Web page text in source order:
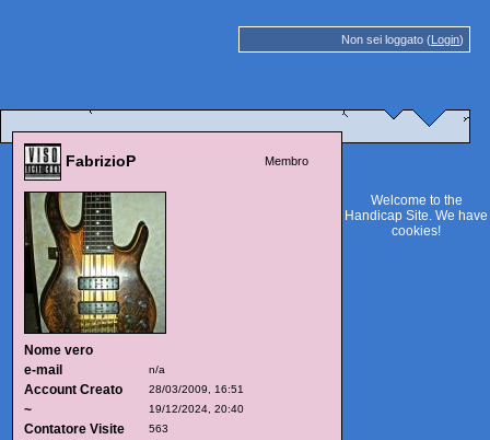
Non sei loggato (Login)
FabrizioP Membro
Nome vero
e-mail
n/a
Account Creato 28/03/2009, 16:51
~ 19/12/2024, 20:40
Contatore Visite 563
Welcome to the
Handicap Site. We have
cookies!